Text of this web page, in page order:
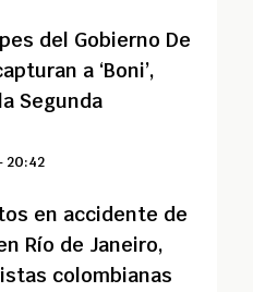
del Gobierno De
a ‘Boni’,
Segunda
20:42
en accidente de
Río de Janeiro,
colombianas